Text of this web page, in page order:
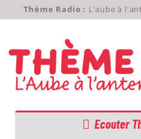
Thème Radio : L'aube à
Ecouter